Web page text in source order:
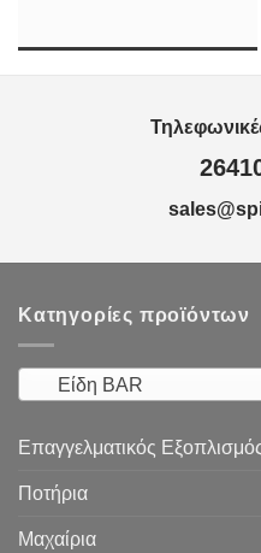
Κατηγορίες προϊόντων
Είδη ΒAR
Επαγγελματικός
Ποτήρια
Μαχαίρια